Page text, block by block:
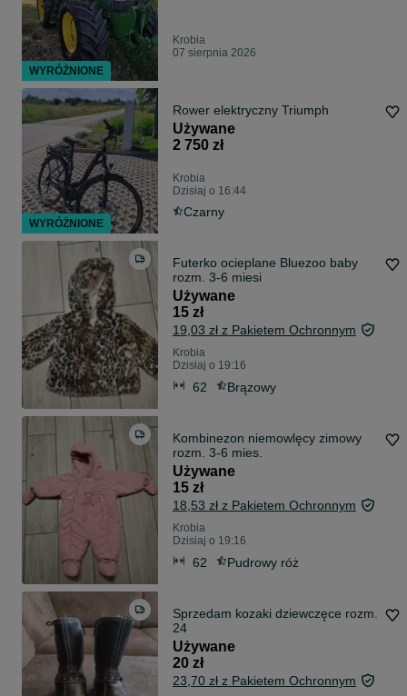
Krobia
07 sierpnia 2026
Rower elektryczny Triumph
Używane
2 750 zł
Krobia
Dzisiaj o 16:44
Czarny
Futerko ocieplane Bluezoo baby
rozm. 3-6 miesi
Używane
15 zł
19,03 zł z Pakietem Ochronnym
Krobia
Dzisiaj o 19:16
62 Brązowy
Kombinezon niemowlęcy zimowy
rozm. 3-6 mies.
Używane
15 zł
18,53 zł z Pakietem Ochronnym
Krobia
Dzisiaj o 19:16
62 Pudrowy róż
Sprzedam kozaki dziewczęce rozm.
24
Używane
20 zł
23,70 zł z Pakietem Ochronnym
WYRÓŻNIONE
WYRÓŻNIONE